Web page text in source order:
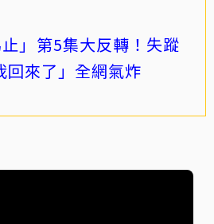
止」第5集大反轉！失蹤
回來了」全網氣炸